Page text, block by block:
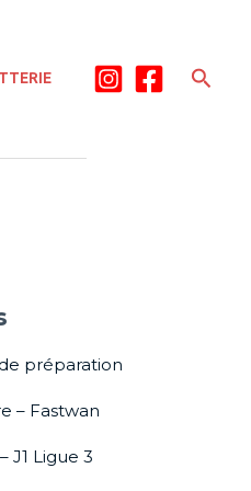
préparation
– Fastwan
J1 Ligue 3